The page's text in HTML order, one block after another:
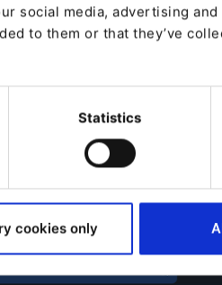
social media, advertising
to them or that they’ve
Statistics
cookies only
améliorations tant pour
une gestion
personnalisables :